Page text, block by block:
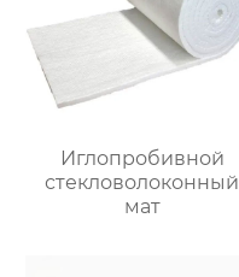
Иглопробивной
стекловолоконный
мат